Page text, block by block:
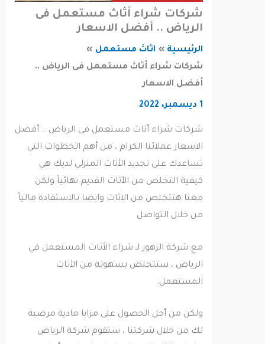
شركات شراء أثاث مستعمل فى
الرياض .. أفضل الاسعار
الرئيسية
اثاث مستعمل
شركات شراء أثاث مستعمل فى الرياض ..
أفضل الاسعار
شركات شراء أثاث مستعمل فى الرياض .. أفضل
الاسعار عملائنا الكرام ، من أهم الخطوات التي
تساعدك على تجديد الأثاث المنزلي لديك هي
كيفية التخلص من الأثاث القديم نهائياً ولكن
معنا هتتخلص من الاثاث وايضا بالاستفادة مالياً
من خلال التواصل
مع شركة الزهور لـ شراء الأثاث المستعمل في
الرياض ، ستتخلص بسهولة من الأثاث
المستعمل.
ولكن من أجل الحصول على مزايا مادية مرضية
لك من خلال شركتنا ، ستقوم شركة الرياض